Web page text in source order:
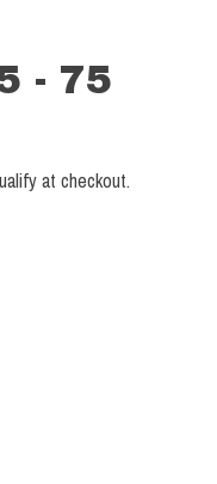
- 75
at checkout.